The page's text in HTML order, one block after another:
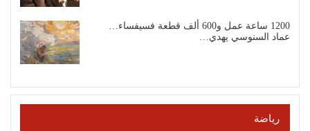
1200 ساعة عمل و600 ألف قطعة فسيفساء…
عماد السنوسي يهدي…
رياضة